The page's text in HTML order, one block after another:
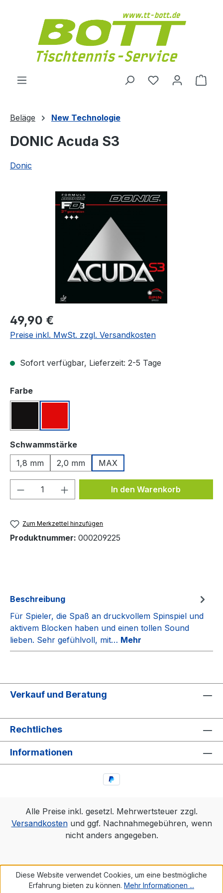
Du hast 0
Beläge New Technologie
DONIC Acuda S3
Donic
Regulärer Preis:
49,90 €
Preise inkl. MwSt. zzgl. Versandkosten
Sofort verfügbar, Lieferzeit: 2-5 Tage
Farbeauswählen
Schwammstärkeauswählen
1,8 mm
2,0 mm MAX
Produkt Anzahl: Gib denIn den Warenkorb
Zum Merkzettel hinzufügen
Produktnummer: 000209225
Beschreibung
Für Spieler, die Spaß an druckvollem Spinspiel und
aktivem Blocken haben und einen tollen Sound
lieben. Sehr gefühlvoll, mit… Mehr
Verkauf und Beratung
Rechtliches
Informationen
Alle Preise inkl. gesetzl. Mehrwertsteuer zzgl.
Versandkostenund ggf. Nachnahmegebühren, wenn
nicht anders angegeben.
Diese Website verwendet Cookies, um eine bestmögliche
Erfahrung bieten zu können. Mehr Informationen ...